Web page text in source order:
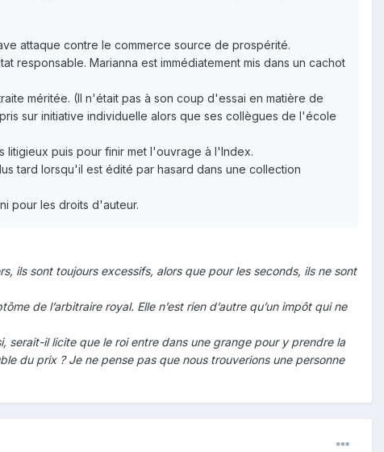
attaque contre le commerce source de prospérité.
responsable. Marianna est immédiatement mis dans un cachot
méritée. (Il n'était pas à son coup d'essai en matière de
sur initiative individuelle alors que ses collègues de l'école
litigieux puis pour finir met l'ouvrage à l'Index.
tard lorsqu'il est édité par hasard dans une collection
pour les droits d'auteur.
ils sont toujours excessifs, alors que pour les seconds, ils ne sont
de l’arbitraire royal. Elle n’est rien d’autre qu’un impôt qui ne
serait-il licite que le roi entre dans une grange pour y prendre la
du prix ? Je ne pense pas que nous trouverions une personne